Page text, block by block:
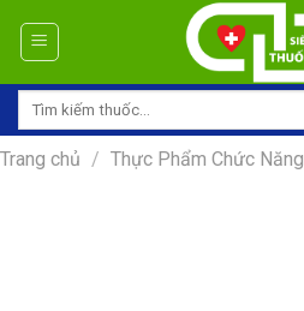
Tìm
Trang chủ / Thực Phẩm Chức Năng